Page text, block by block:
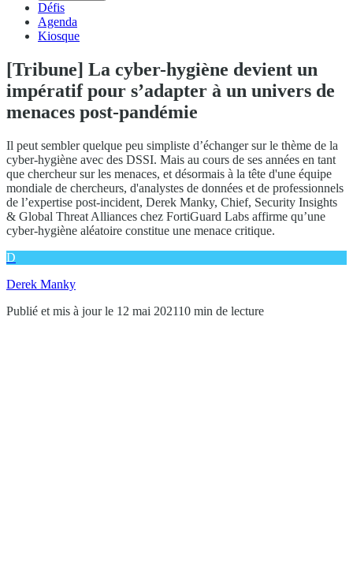
Défis
Agenda
Kiosque
[Tribune] La cyber-hygiène devient un
impératif pour s’adapter à un univers de
menaces post-pandémie
Il peut sembler quelque peu simpliste d’échanger sur le thème de la
cyber-hygiène avec des DSSI. Mais au cours de ses années en tant
que chercheur sur les menaces, et désormais à la tête d'une équipe
mondiale de chercheurs, d'analystes de données et de professionnels
de l’expertise post-incident, Derek Manky, Chief, Security Insights
& Global Threat Alliances chez FortiGuard Labs affirme qu’une
cyber-hygiène aléatoire constitue une menace critique.
D
Derek Manky
Publié et mis à jour le 12 mai 202110 min de lecture